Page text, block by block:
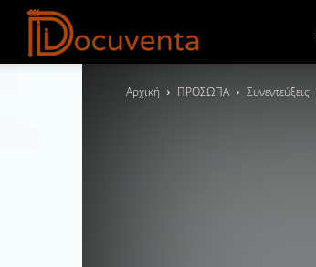
Αρχική ΠΡΟΣΩΠΑ Συνεντεύξεις